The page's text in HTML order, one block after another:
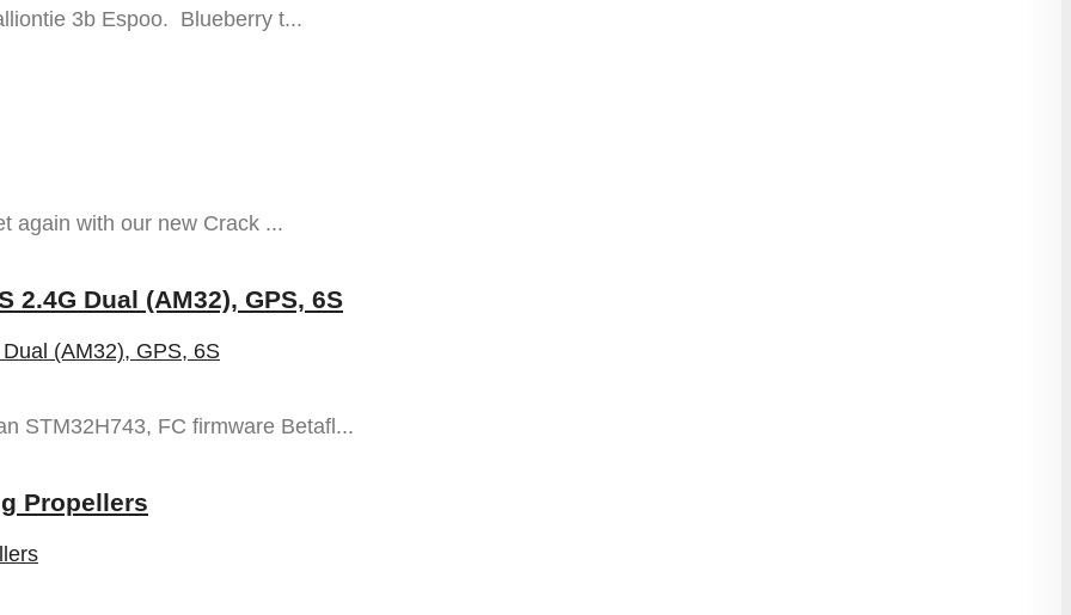
3b Espoo. Blueberry t...
again with our new Crack ...
2.4G Dual (AM32), GPS, 6S
STM32H743, FC firmware Betafl...
Propellers